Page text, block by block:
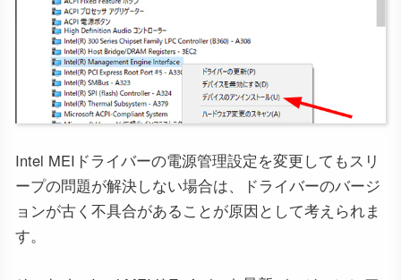
Intel MEIドライバーの電源管理設定を変更してもスリ
ープの問題が解決しない場合は、ドライバーのバージ
ョンが古く不具合があることが原因として考えられま
す。